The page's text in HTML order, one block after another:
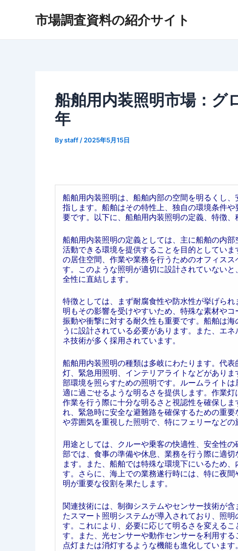
市場調査資料の紹介サイト
船舶用内装照明市場：
年
Bystaff / 2025年5月15日
船舶用内装照明は、船舶内部の空間を明るくし
指します。船舶はその特性上、独自の環境条件
要です。以下に、船舶用内装照明の定義、特徴
船舶用内装照明の定義としては、主に船舶の内
活動できる環境を提供することを目的としてい
の居住空間、作業や業務を行うためのオフィス
す。このような照明が適切に設計されていない
全性に直結します。
特徴としては、まず耐腐食性や防水性が挙げら
明もその影響を受けやすいため、特殊な素材や
振動や衝撃に対する耐久性も重要です。船舶は
うに設計されている必要があります。また、エ
ネ技術が多く採用されています。
船舶用内装照明の種類は多岐にわたります。代
灯、緊急用照明、インテリアライトなどがあり
部環境を照らすための照明です。ルームライト
適に過ごせるような明るさを提供します。作業
作業を行う際に十分な明るさと視認性を確保し
れ、緊急時に安全な避難路を確保するための重
や雰囲気を重視した照明で、特にフェリーなどの
用途としては、クルーや乗客の快適性、安全性
部では、食事の準備や休息、業務を行う際に適
ます。また、船舶では特殊な環境下にいるため
す。さらに、海上での業務遂行時には、特に夜
明が重要な役割を果たします。
関連技術には、制御システムやセンサー技術が
たスマート照明システムが導入されており、照
す。これにより、必要に応じて明るさを変える
す。また、光センサーや動作センサーを利用す
点灯または消灯するような機能も進化しています。